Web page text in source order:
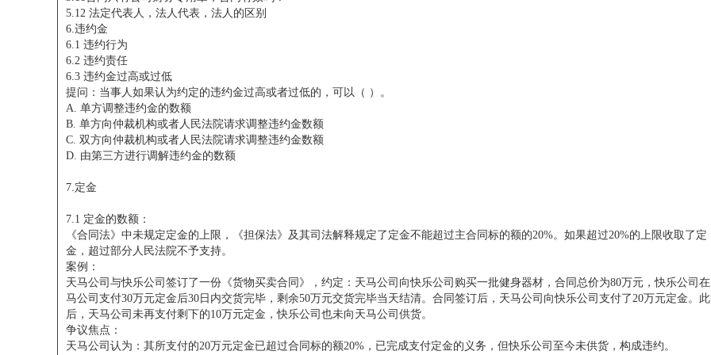
5.12 法定代表人，法人代表，法人的区别
6.违约金
6.1 违约行为
6.2 违约责任
6.3 违约金过高或过低
提问：当事人如果认为约定的违约金过高或者过低的，可以（ ）。
A. 单方调整违约金的数额
B. 单方向仲裁机构或者人民法院请求调整违约金数额
C. 双方向仲裁机构或者人民法院请求调整违约金数额
D. 由第三方进行调解违约金的数额
7.定金
7.1 定金的数额：
《合同法》中未规定定金的上限，《担保法》及其司法解释规定了定金不能超过主合同标的额的20%。如果超过20%的上限收取了定
金，超过部分人民法院不予支持。
案例：
天马公司与快乐公司签订了一份《货物买卖合同》，约定：天马公司向快乐公司购买一批健身器材，合同总价为80万元，快乐公司
马公司支付30万元定金后30日内交货完毕，剩余50万元交货完毕当天结清。合同签订后，天马公司向快乐公司支付了20万元定金。此
后，天马公司未再支付剩下的10万元定金，快乐公司也未向天马公司供货。
争议焦点：
天马公司认为：其所支付的20万元定金已超过合同标的额20%，已完成支付定金的义务，但快乐公司至今未供货，构成违约。